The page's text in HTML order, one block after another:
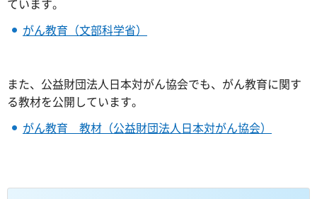
がん教育（文部科学省）
また、公益財団法人日本対がん協会でも、がん教育に関す
る教材を公開しています。
がん教育 教材（公益財団法人日本対がん協会）